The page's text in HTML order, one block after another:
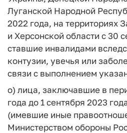
Луганской Народной
2022 года, на территориях
и Херсонской области с 30
ставшие инвалидами
контузии, увечья или
связи с выполнением
о) лица, заключавшие в
года до 1 сентября 2023
(имевшие иные
Министерством обороны